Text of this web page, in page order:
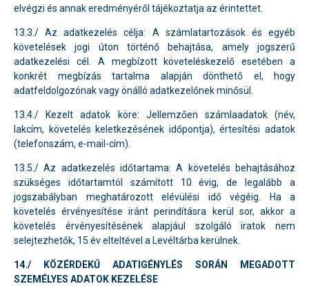
elvégzi és annak eredményéről tájékoztatja az érintettet.
13.3./ Az adatkezelés célja: A számlatartozások és egyéb
követelések jogi úton történő behajtása, amely jogszerű
adatkezelési cél. A megbízott követeléskezelő esetében a
konkrét megbízás tartalma alapján dönthető el, hogy
adatfeldolgozónak vagy önálló adatkezelőnek minősül.
13.4./ Kezelt adatok köre: Jellemzően számlaadatok (név,
lakcím, követelés keletkezésének időpontja), értesítési adatok
(telefonszám, e-mail-cím).
13.5./ Az adatkezelés időtartama: A követelés behajtásához
szükséges időtartamtól számított 10 évig, de legalább a
jogszabályban meghatározott elévülési idő végéig. Ha a
követelés érvényesítése iránt perindításra kerül sor, akkor a
követelés érvényesítésének alapjául szolgáló iratok nem
selejtezhetők, 15 év elteltével a Levéltárba kerülnek.
14./ KÖZÉRDEKŰ ADATIGÉNYLÉS SORÁN MEGADOTT
SZEMÉLYES ADATOK KEZELÉSE